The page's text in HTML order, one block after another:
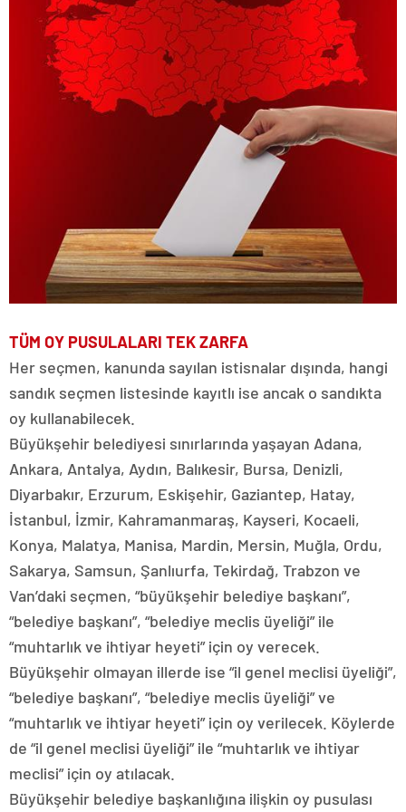
TÜM OY PUSULALARI TEK ZARFA
Her seçmen, kanunda sayılan istisnalar dışında, hangi
sandık seçmen listesinde kayıtlı ise ancak o sandıkta
oy kullanabilecek.
Büyükşehir belediyesi sınırlarında yaşayan Adana,
Ankara, Antalya, Aydın, Balıkesir, Bursa, Denizli,
Diyarbakır, Erzurum, Eskişehir, Gaziantep, Hatay,
İstanbul, İzmir, Kahramanmaraş, Kayseri, Kocaeli,
Konya, Malatya, Manisa, Mardin, Mersin, Muğla, Ordu,
Sakarya, Samsun, Şanlıurfa, Tekirdağ, Trabzon ve
Van’daki seçmen, “büyükşehir belediye başkanı”,
“belediye başkanı”, “belediye meclis üyeliği” ile
“muhtarlık ve ihtiyar heyeti” için oy verecek.
Büyükşehir olmayan illerde ise “il genel meclisi üyeliği”,
“belediye başkanı”, “belediye meclis üyeliği” ve
“muhtarlık ve ihtiyar heyeti” için oy verilecek. Köylerde
de “il genel meclisi üyeliği” ile “muhtarlık ve ihtiyar
meclisi” için oy atılacak.
Büyükşehir belediye başkanlığına ilişkin oy pusulası